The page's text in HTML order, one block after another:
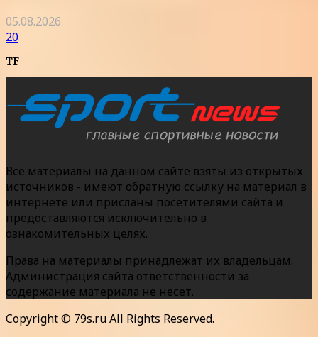
05.08.2026
20
TF
Все материалы на данном сайте взяты из открытых
источников - имеют обратную ссылку на материал в
интернете или присланы посетителями сайта и
предоставляются исключительно в
ознакомительных целях.
Права на материалы принадлежат их владельцам.
Администрация сайта ответственности за
содержание материала не несет.
Copyright © 79s.ru All Rights Reserved.